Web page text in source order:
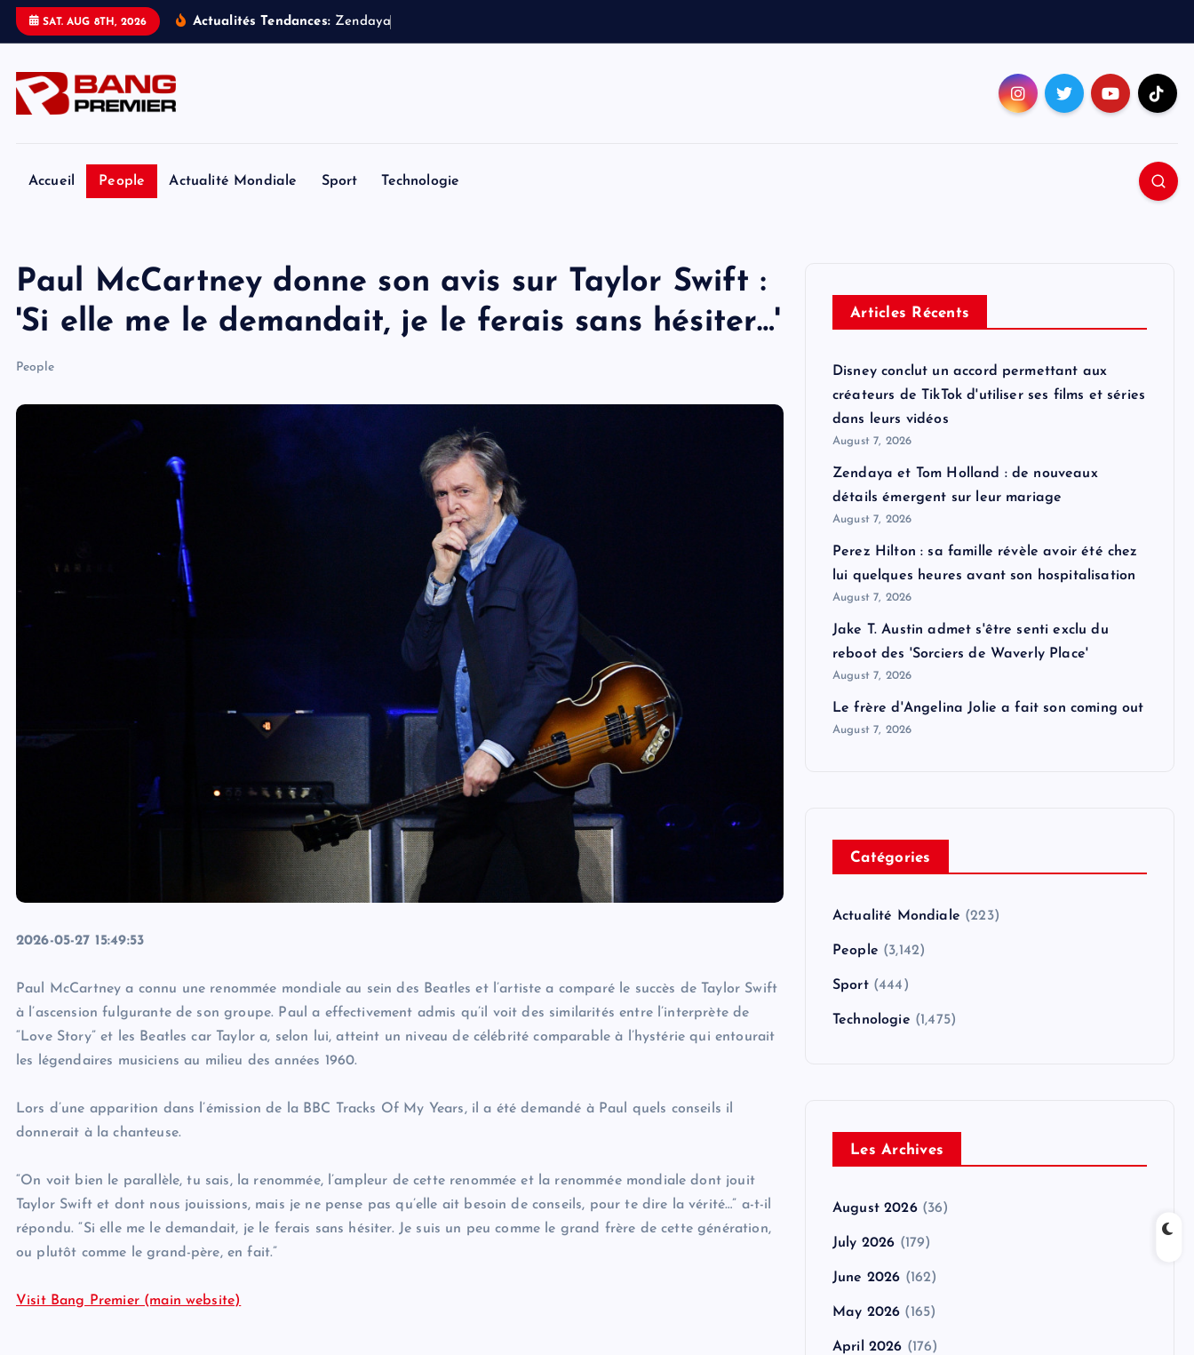
SAT. AUG 8TH, 2026 Actualités Tendances: Zendaya
Accueil People Actualité Mondiale Sport Technologie
Paul McCartney donne son avis sur Taylor Swift :
'Si elle me le demandait, je le ferais sans hésiter…'
People
2026-05-27 15:49:53
Paul McCartney a connu une renommée mondiale au sein des Beatles et l’artiste a comparé le succès de Taylor Swift
à l’ascension fulgurante de son groupe. Paul a effectivement admis qu’il voit des similarités entre l’interprète de
“Love Story” et les Beatles car Taylor a, selon lui, atteint un niveau de célébrité comparable à l’hystérie qui entourait
les légendaires musiciens au milieu des années 1960.
Lors d’une apparition dans l’émission de la BBC Tracks Of My Years, il a été demandé à Paul quels conseils il
donnerait à la chanteuse.
“On voit bien le parallèle, tu sais, la renommée, l’ampleur de cette renommée et la renommée mondiale dont jouit
Taylor Swift et dont nous jouissions, mais je ne pense pas qu’elle ait besoin de conseils, pour te dire la vérité…” a-t-il
répondu. “Si elle me le demandait, je le ferais sans hésiter. Je suis un peu comme le grand frère de cette génération,
ou plutôt comme le grand-père, en fait.”
Visit Bang Premier (main website)
Articles Récents
Disney conclut un accord permettant aux
créateurs de TikTok d'utiliser ses films et séries
dans leurs vidéos
August 7, 2026
Zendaya et Tom Holland : de nouveaux
détails émergent sur leur mariage
August 7, 2026
Perez Hilton : sa famille révèle avoir été chez
lui quelques heures avant son hospitalisation
August 7, 2026
Jake T. Austin admet s'être senti exclu du
reboot des 'Sorciers de Waverly Place'
August 7, 2026
Le frère d'Angelina Jolie a fait son coming out
August 7, 2026
Catégories
Actualité Mondiale (223)
People (3,142)
Sport(444)
Technologie (1,475)
Les Archives
August 2026(36)
July 2026 (179)
June 2026 (162)
May 2026 (165)
April 2026 (176)